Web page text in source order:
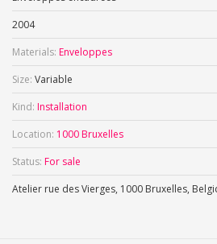
2004
Materials: Enveloppes
Size: Variable
Kind: Installation
Location: 1000 Bruxelles
Status: For sale
Atelier rue des Vierges, 1000 Bruxelles,